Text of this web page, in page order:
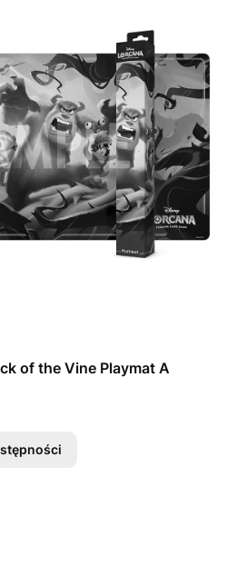
of the Vine Playmat A